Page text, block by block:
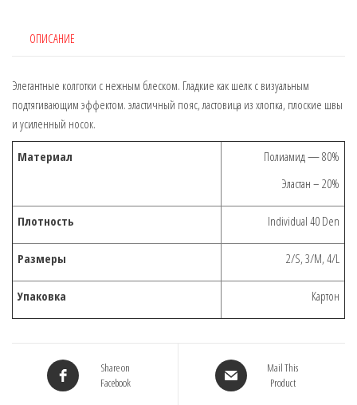
пояс)
ОПИСАНИЕ
Элегантные колготки с нежным блеском. Гладкие как шелк с визуальным
подтягивающим эффектом. эластичный пояс, ластовица из хлопка, плоские швы
и усиленный носок.
Материал
Полиамид — 80%
Эластан – 20%
Плотность Individual 40 Den
Размеры 2/S, 3/M, 4/L
Упаковка Картон
Share on
Facebook
Mail This
Product